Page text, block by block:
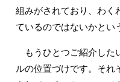
組みがされており、わく
ているのではないかとい
もうひとつご紹介した
ルの位置づけです。それ